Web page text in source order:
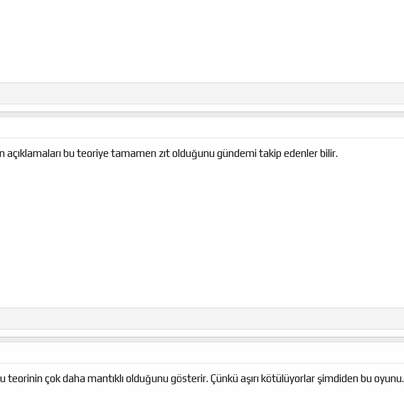
açıklamaları bu teoriye tamamen zıt olduğunu gündemi takip edenler bilir.
teorinin çok daha mantıklı olduğunu gösterir. Çünkü aşırı kötülüyorlar şimdiden bu oyunu.